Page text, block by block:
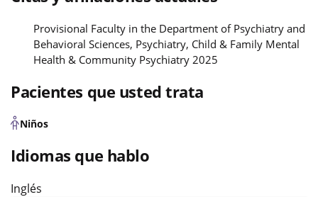
Provisional Faculty in the Department of Psychiatry and
Behavioral Sciences, Psychiatry, Child & Family Mental
Health & Community Psychiatry 2025
Pacientes que usted trata
Niños
Idiomas que hablo
Inglés